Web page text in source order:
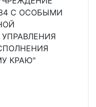
С ОСОБЫМИ
КРАЮ"